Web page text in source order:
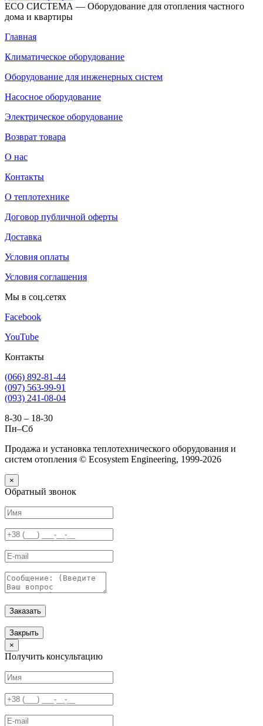
ECO СИСТЕМА — Оборудование для отопления частного
дома и квартиры
Главная
Климатическое оборудование
Оборудование для инженерных систем
Насосное оборудование
Электрическое оборудование
Возврат товара
О нас
Контакты
О теплотехнике
Договор публичной оферты
Доставка
Условия оплаты
Условия соглашения
Мы в соц.сетях
Facebook
YouTube
Контакты
(066) 892-81-44
(097) 563-99-91
(093) 241-08-04
8-30 – 18-30
Пн–Сб
Продажа и установка теплотехнического оборудования и
систем отопления © Ecosystem Engineering, 1999-2026
×
Обратный звонок
Заказать
Закрыть
×
Получить консультацию